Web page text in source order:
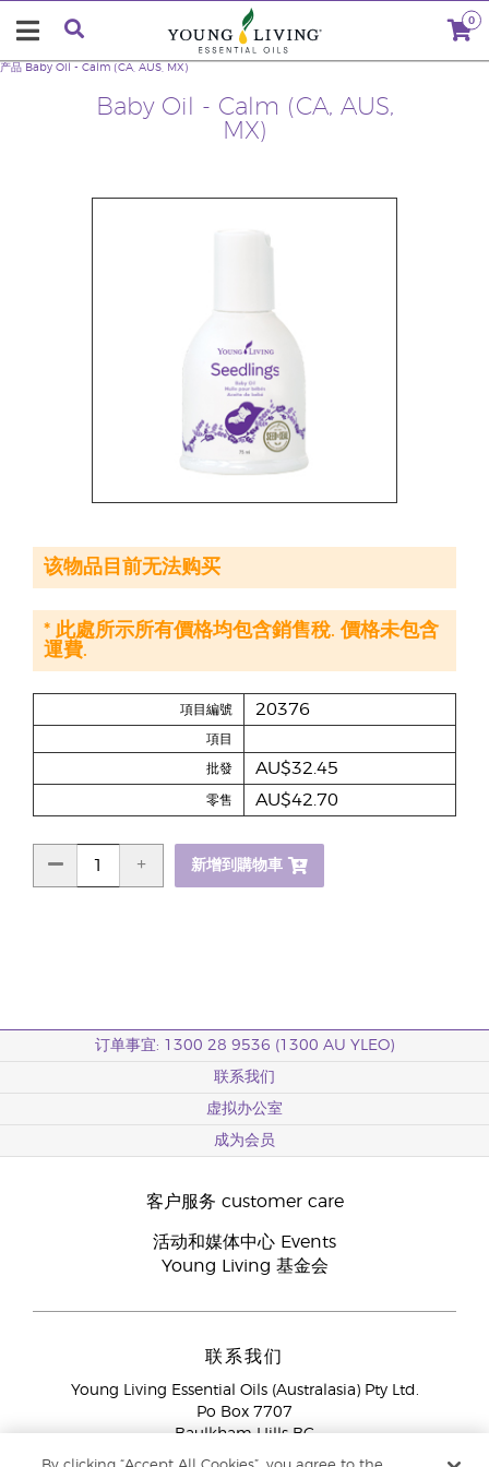
0
Baby Oil - Calm (CA, AUS,
MX)
产品 Baby Oil - Calm (CA, AUS, MX)
項目編號 20376
項目
批發 AU$32.45
零售 AU$42.70
新增到購物車
该物品目前无法购买
* 此處所示所有價格均包含銷售稅. 價格未包含
運費.
订单事宜: 1300 28 9536 (1300 AU YLEO)
联系我们
虚拟办公室
成为会员
客户服务 customer care
活动和媒体中心 Events
Young Living 基金会
联系我们
Young Living Essential Oils (Australasia) Pty Ltd.
Po Box 7707
Baulkham Hills BC
NSW 2153